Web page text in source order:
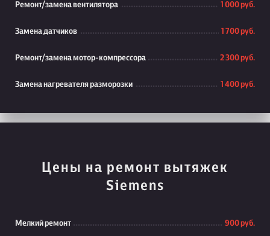
Ремонт/замена вентилятора 1 000 руб.
Замена датчиков 1 700 руб.
Ремонт/замена мотор-компрессора 2 300 руб.
Замена нагревателя разморозки 1 400 руб.
Цены на ремонт вытяжек
Siemens
Мелкий ремонт 900 руб.